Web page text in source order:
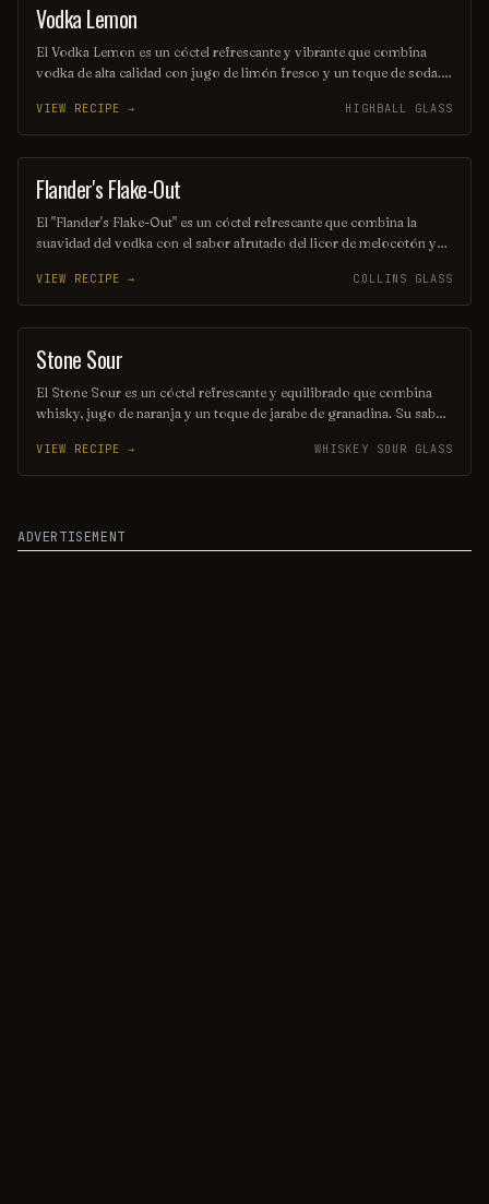
innovadores.
COCKTAIL
Vodka Lemon
El Vodka Lemon es un cóctel refrescante y vibrante que combina
vodka de alta calidad con jugo de limón fresco y un toque de soda.
lo convierte en una opción perfecta para cualquier ocasión. ¡Un
trago sencillo que nunca pasa de moda!
VIEW RECIPE → HIGHBALL GLASS
ORDINARY DRINK
Flander's Flake-Out
El "Flander's Flake-Out" es un cóctel refrescante que combina la
suavidad del vodka con el sabor afrutado del licor de melocotón y
toque de soda, este trago es perfecto para disfrutar en una tarde
soleada. Su mezcla equilibrada de sabores lo convierte en una
opción ideal para quienes buscan una experiencia única y deliciosa.
VIEW RECIPE → COLLINS GLASS
ORDINARY DRINK
Stone Sour
El Stone Sour es un cóctel refrescante y equilibrado que combina
whisky, jugo de naranja y un toque de jarabe de granadina. Su sabor
quienes buscan una bebida con carácter y frescura. Ideal para
disfrutar en cualquier ocasión, este trago es un clásico que nunca
VIEW RECIPE → WHISKEY SOUR GLASS
ADVERTISEMENT